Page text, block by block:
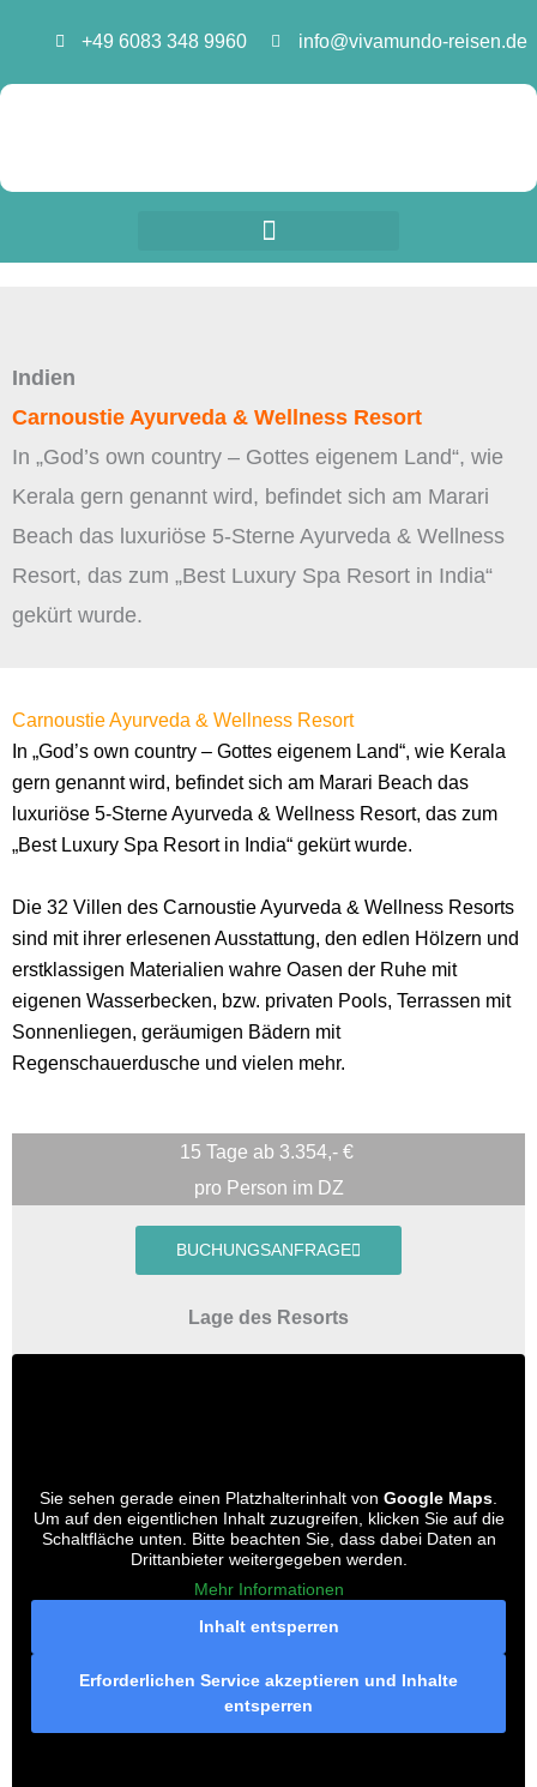
springen
+49 6083 348 9960 info@vivamundo-reisen.de
Indien
Carnoustie Ayurveda & Wellness Resort
In „God’s own country – Gottes eigenem Land“, wie
Kerala gern genannt wird, befindet sich am Marari
Beach das luxuriöse 5-Sterne Ayurveda & Wellness
Resort, das zum „Best Luxury Spa Resort in India“
gekürt wurde.
Carnoustie Ayurveda & Wellness Resort
In „God’s own country – Gottes eigenem Land“, wie Kerala
gern genannt wird, befindet sich am Marari Beach das
luxuriöse 5-Sterne Ayurveda & Wellness Resort, das zum
„Best Luxury Spa Resort in India“ gekürt wurde.
Die 32 Villen des Carnoustie Ayurveda & Wellness Resorts
sind mit ihrer erlesenen Ausstattung, den edlen Hölzern und
erstklassigen Materialien wahre Oasen der Ruhe mit
eigenen Wasserbecken, bzw. privaten Pools, Terrassen mit
Sonnenliegen, geräumigen Bädern mit
Regenschauerdusche und vielen mehr.
15 Tage ab 3.354,- €
pro Person im DZ
BUCHUNGSANFRAGE
Lage des Resorts
Sie sehen gerade einen Platzhalterinhalt von Google Maps
Um auf den eigentlichen Inhalt zuzugreifen, klicken Sie auf die
Schaltfläche unten. Bitte beachten Sie, dass dabei Daten an
Drittanbieter weitergegeben werden.
Mehr Informationen
Inhalt entsperren
Erforderlichen Service akzeptieren und Inhalte
entsperren